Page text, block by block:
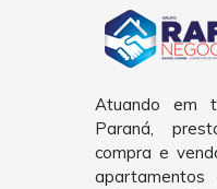
Atuando em
Paraná,
compra e